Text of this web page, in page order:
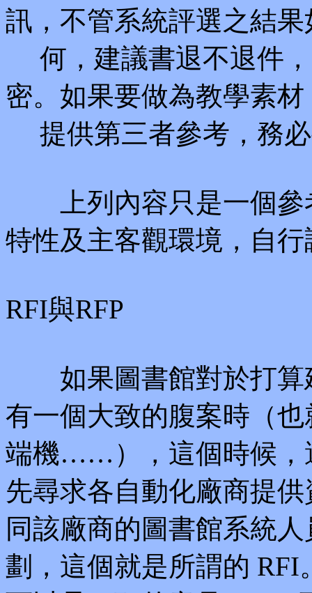
訊，不管系統評選之結果
何，建議書退不退件
密。如果要做為教學素材
提供第三者參考，務
上列內容只是一個參
特性及主客觀環境，自行
RFI與RFP
如果圖書館對於打算
有一個大致的腹案時（
端機……），這個時候，
先尋求各自動化廠商提
同該廠商的圖書館系統
劃，這個就是所謂的